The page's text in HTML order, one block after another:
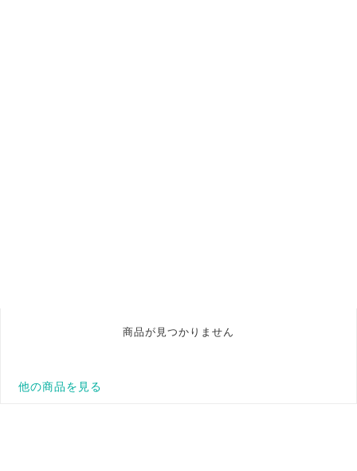
商品が見つかりません
他の商品を見る